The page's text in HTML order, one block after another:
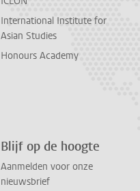
International Institute for
Asian Studies
Honours Academy
Blijf op de hoogte
Aanmelden voor onze
nieuwsbrief